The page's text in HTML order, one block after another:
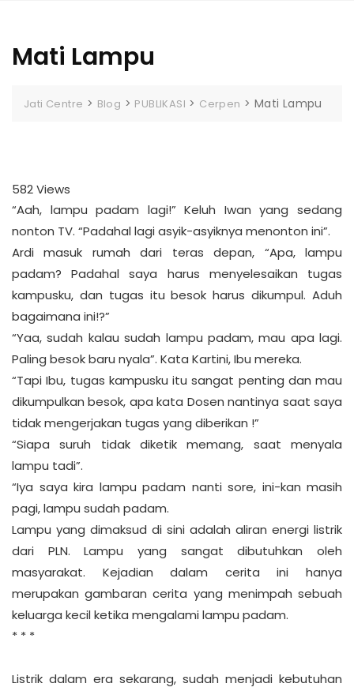
Mati Lampu
Jati Centre > Blog > PUBLIKASI > Cerpen > Mati Lampu
582Views
“Aah, lampu padam lagi!” Keluh Iwan yang sedang
nonton TV. “Padahal lagi asyik-asyiknya menonton ini”.
Ardi masuk rumah dari teras depan, “Apa, lampu
padam? Padahal saya harus menyelesaikan tugas
kampusku, dan tugas itu besok harus dikumpul. Aduh
bagaimana ini!?”
“Yaa, sudah kalau sudah lampu padam, mau apa lagi.
Paling besok baru nyala”. Kata Kartini, Ibu mereka.
“Tapi Ibu, tugas kampusku itu sangat penting dan mau
dikumpulkan besok, apa kata Dosen nantinya saat saya
tidak mengerjakan tugas yang diberikan !”
“Siapa suruh tidak diketik memang, saat menyala
lampu tadi”.
“Iya saya kira lampu padam nanti sore, ini-kan masih
pagi, lampu sudah padam.
Lampu yang dimaksud di sini adalah aliran energi listrik
dari PLN. Lampu yang sangat dibutuhkan oleh
masyarakat. Kejadian dalam cerita ini hanya
merupakan gambaran cerita yang menimpah sebuah
keluarga kecil ketika mengalami lampu padam.
* * *
Listrik dalam era sekarang, sudah menjadi kebutuhan